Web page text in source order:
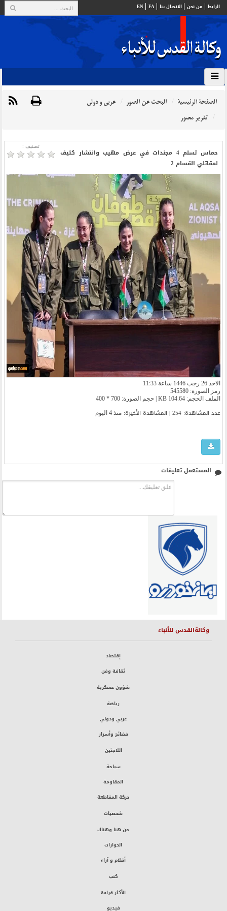
الرابط من نحن الاتصال بنا FA
EN
الصفحة الرئيسية البحث عن الصور
عربي و دولي
تقرير مصور
تصنیف :
حماس تسلم 4 مجندات في عرض مهيب وانتشار كثيف
لمقاتلي القسام 2
الاحد 26 رجب 1446 ساعة 11:33
رمز الصورة: 545580
الملف الحجم: 104.64 KB | حجم الصورة: 700 * 400
عدد المشاهدة: 254 | المشاهدة الأخیرة: منذ 4 اليوم
المستعمل تعليقات
وكالةالقدس للأنباء
إقتصاد
ثقافة وفن
شؤون عسكرية
رياضة
عربي ودولي
فضائح وأسرار
اللاجئين
سياحة
المقاومة
حركة المقاطعة
شخصيات
من هنا وهناك
الحوارات
أقلام و آراء
كتب
الأكثر قراءة
فيديو